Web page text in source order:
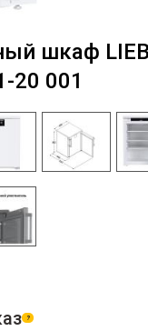
шкаф
20 001
?